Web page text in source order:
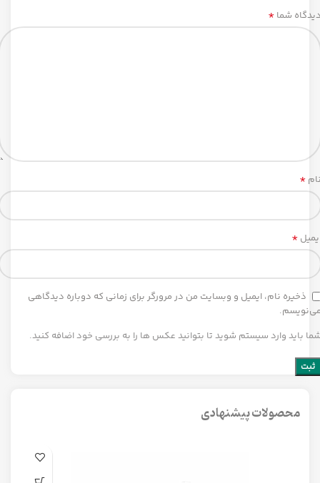
شما *
*
*
ذخیره نام، ایمیل و وبسایت من در مرورگر برای زمانی که دوباره دیدگاهی
باید وارد سیستم شوید تا بتوانید عکس ها را به بررسی خود اضافه کنید.
محصولات پیشنهادی